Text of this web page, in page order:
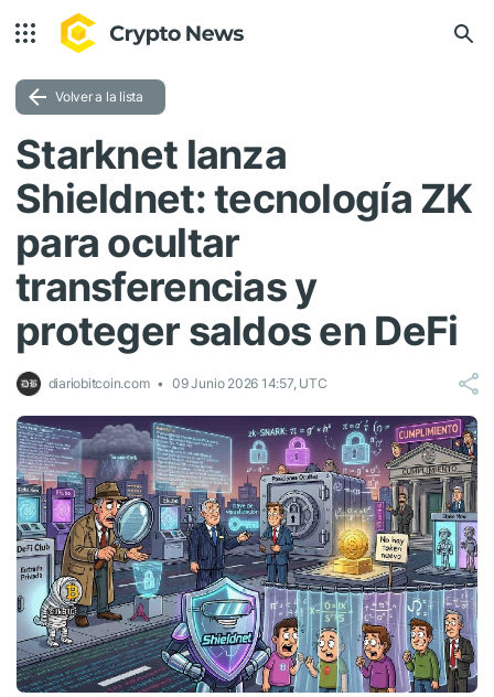
Volver a la lista
Starknet lanza
Shieldnet: tecnología ZK
para ocultar
transferencias y
proteger saldos en DeFi
diariobitcoin.com 09 Junio 2026 14:57, UTC